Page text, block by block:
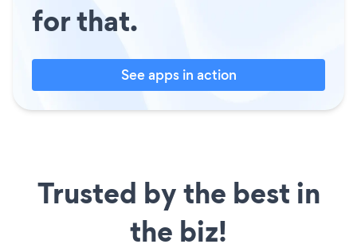
for that.
See apps in action
Trusted by the best in
the biz!